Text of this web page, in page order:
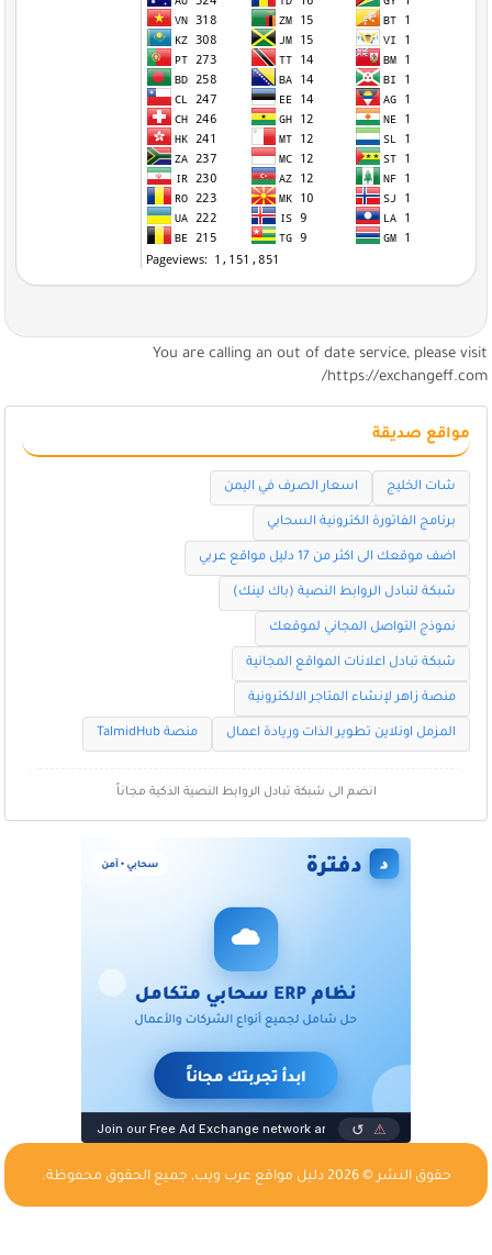
You are calling an out of date service, please visit
https://exchangeff.com/
مواقع صديقة
شات الخليج اسعار الصرف في اليمن
برنامج الفاتورة الكترونية السحابي
اضف موقعك الى اكثر من 17 دليل مواقع عربي
شبكة لتبادل الروابط النصية (باك لينك)
نموذج التواصل المجاني لموقعك
شبكة تبادل اعلانات المواقع المجانية
منصة زاهر لإنشاء المتاجر الالكترونية
المزمل اونلاين تطوير الذات وريادة اعمال منصة TalmidHub
انضم الى شبكة تبادل الروابط النصية الذكية مجاناً
حقوق النشر © 2026 دليل مواقع عرب ويب, جميع الحقوق محفوظة.